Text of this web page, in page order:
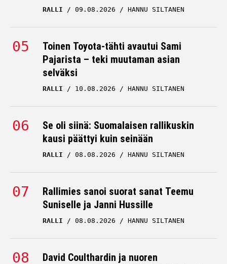
Janni Hussille tie MM-
HANNU SILTANEN
RALLI 09.08.2026 HANNU SILTANEN
Toinen Toyota-tähti avautui Sami
Pajarista – teki muutaman asian
selväksi
RALLI 10.08.2026 HANNU SILTANEN
Se oli siinä: Suomalaisen rallikuskin
kausi päättyi kuin seinään
RALLI 08.08.2026 HANNU SILTANEN
Rallimies sanoi suorat sanat Teemu
Suniselle ja Janni Hussille
RALLI 08.08.2026 HANNU SILTANEN
David Coulthardin ja nuoren